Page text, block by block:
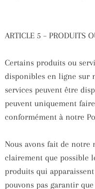
ARTICLE 5 – PRODUITS
Certains produits ou
disponibles en ligne sur
services peuvent être
peuvent uniquement
conformément à notre
Nous avons fait de notre
clairement que possible
produits qui
pouvons pas garantir